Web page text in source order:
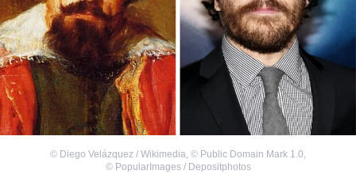
© Diego Velázquez / Wikimedia, © Public Domain Mark 1.0,
© PopularImages / Depositphotos